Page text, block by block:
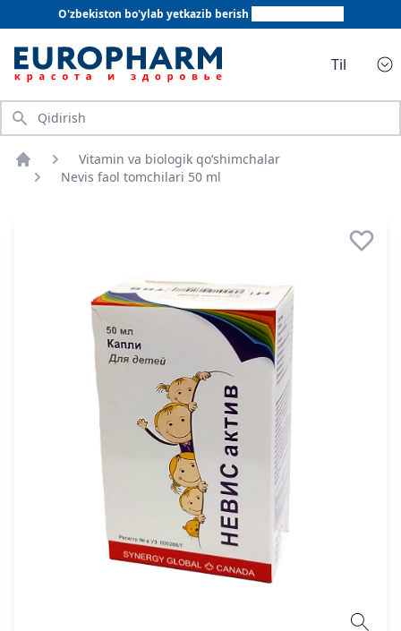
O'zbekiston bo'ylab yetkazib berish
Til
Qidirish
Bosh sahifa
Vitamin va biologik qo‘shimchalar
Nevis faol tomchilari 50 ml